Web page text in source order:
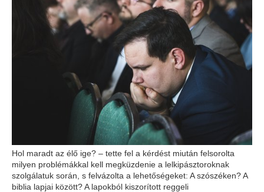
Hol maradt az élő ige? – tette fel a kérdést miután felsorolta
milyen problémákkal kell megküzdenie a lelkipásztoroknak
szolgálatuk során, s felvázolta a lehetőségeket: A szószéken? A
biblia lapjai között? A lapokból kiszorított reggeli